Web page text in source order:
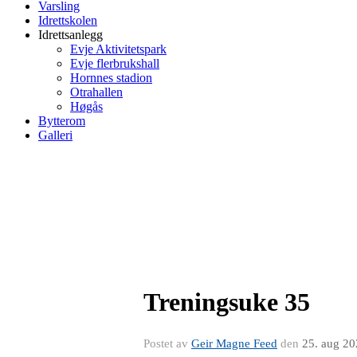
Varsling
Idrettskolen
Idrettsanlegg
Evje Aktivitetspark
Evje flerbrukshall
Hornnes stadion
Otrahallen
Høgås
Bytterom
Galleri
Treningsuke 35
Postet av Geir Magne Feed den 25. aug